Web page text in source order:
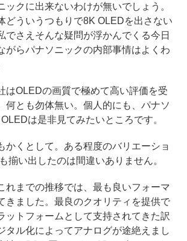
ックに出来ないわけが無いでしょう。
どういうつもりで8K OLEDを出さない
さえそんな疑問が浮かんでくる今日
がらパナソニックの内部事情はよくわ
OLEDの画質で極めて高い評価を受
何とも勿体無い。個人的にも、パナソ
は是非見てみたいところです。
かくとして。ある程度のバリエーショ
揃い出したのは間違いありません。
れまでの推移では、最も良いフォーマ
きました。最良のクオリティを提供で
ットフォームとして支持されてきた訳
タル化によってアナログが途絶えまし